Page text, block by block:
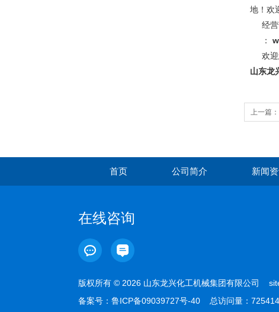
地！欢
经营
：
欢迎
山东龙
上一篇：
首页 公司简介 新闻
在线咨询
版权所有 © 2026 山东龙兴化工机械集团有限公司
备案号： 鲁ICP备09039727号-40 总访问量：